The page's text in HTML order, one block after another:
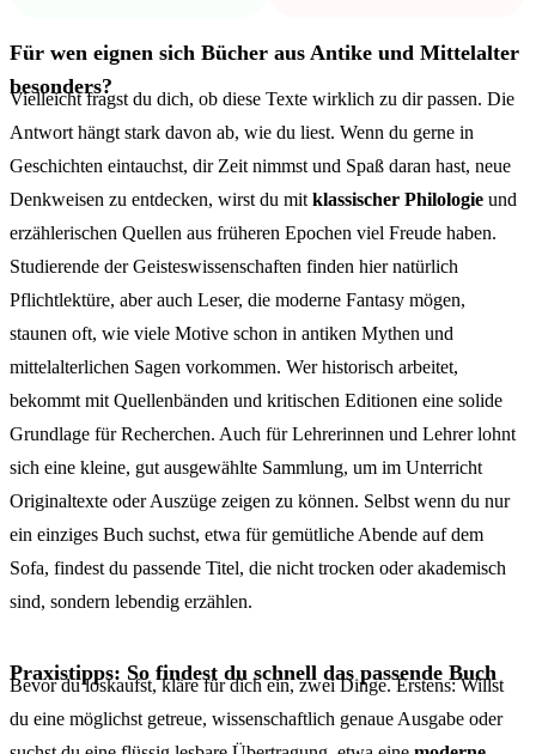
Für wen eignen sich Bücher aus Antike und Mittelalter
besonders?
Vielleicht fragst du dich, ob diese Texte wirklich zu dir passen. Die
Antwort hängt stark davon ab, wie du liest. Wenn du gerne in
Geschichten eintauchst, dir Zeit nimmst und Spaß daran hast, neue
Denkweisen zu entdecken, wirst du mit klassischer Philologie und
erzählerischen Quellen aus früheren Epochen viel Freude haben.
Studierende der Geisteswissenschaften finden hier natürlich
Pflichtlektüre, aber auch Leser, die moderne Fantasy mögen,
staunen oft, wie viele Motive schon in antiken Mythen und
mittelalterlichen Sagen vorkommen. Wer historisch arbeitet,
bekommt mit Quellenbänden und kritischen Editionen eine solide
Grundlage für Recherchen. Auch für Lehrerinnen und Lehrer lohnt
sich eine kleine, gut ausgewählte Sammlung, um im Unterricht
Originaltexte oder Auszüge zeigen zu können. Selbst wenn du nur
ein einziges Buch suchst, etwa für gemütliche Abende auf dem
Sofa, findest du passende Titel, die nicht trocken oder akademisch
sind, sondern lebendig erzählen.
Praxistipps: So findest du schnell das passende Buch
Bevor du loskaufst, kläre für dich ein, zwei Dinge. Erstens: Willst
du eine möglichst getreue, wissenschaftlich genaue Ausgabe oder